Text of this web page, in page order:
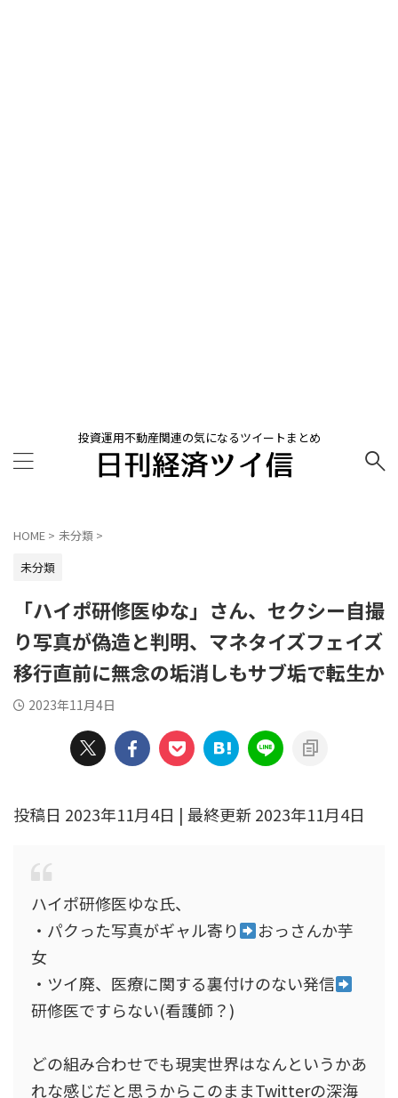
投資運用不動産関連の気になるツイートまとめ
HOME > 未分類 >
未分類
「ハイポ研修医ゆな」さん、セクシー自撮
り写真が偽造と判明、マネタイズフェイズ
移行直前に無念の垢消しもサブ垢で転生か
2023年11月4日
投稿日 2023年11月4日 | 最終更新 2023年11月4日
ハイポ研修医ゆな氏、
・パクった写真がギャル寄り
おっさんか芋
女
・ツイ廃、医療に関する裏付けのない発信
研修医ですらない(看護師？)
どの組み合わせでも現実世界はなんというかあ
れな感じだと思うからこのままTwitterの深海